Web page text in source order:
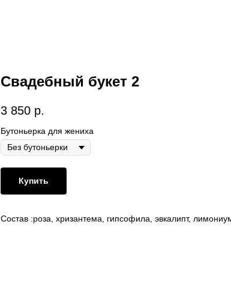
Свадебный букет 2
3 850 р.
Бутоньерка для жениха
Купить
Состав :роза, хризантема, гипсофила, эвкалипт,